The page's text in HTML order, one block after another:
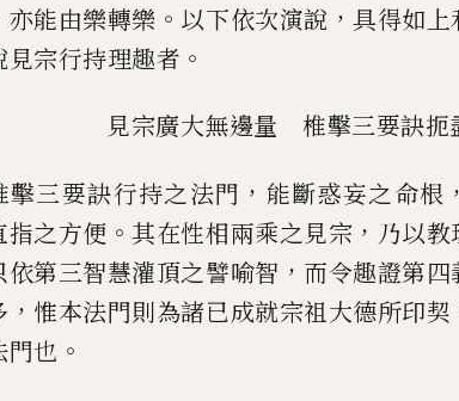
亦能由樂轉樂 。 以下依次演說 ，具得如上
見宗行持理趣者 。
見宗廣大無邊量 椎擊三要訣扼
擊三要訣行持之法門 ， 能斷惑妄之命根 ，
指之方便 。其在性相兩乘之見宗 ， 乃以
依第三智慧灌頂之譬喻智 ， 而令趣證第四
， 惟本法門則為諸已成就宗祖大德所印契
門也 。